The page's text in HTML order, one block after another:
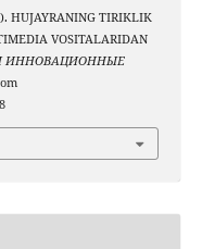
HUJAYRANING TIRIKLIK
VOSITALARIDAN
ИННОВАЦИОННЫЕ